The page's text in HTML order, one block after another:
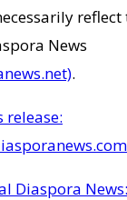
reflect
News
.
Diaspora News: